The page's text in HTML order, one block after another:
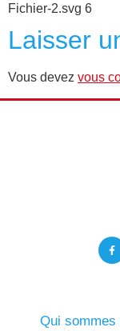
Fichier-2.svg 6
Laisser
Vous devez vous
Qui sommes